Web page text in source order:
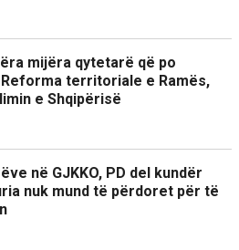
mijëra qytetarë që po
territoriale e Ramës,
e Shqipërisë
në GJKKO, PD del kundër
nuk mund të përdoret për të